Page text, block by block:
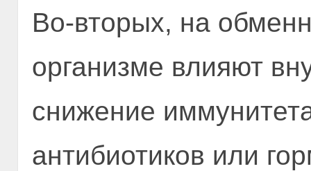
Во-вторых, на
организме влияют
снижение
антибиотиков или